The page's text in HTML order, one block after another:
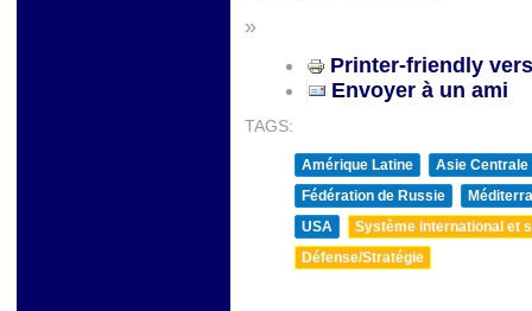
»
Printer-friendly
Envoyer à un ami
TAGS:
Amérique Latine
Asie Centrale
Fédération de Russie
USA
Système international et
Défense/Stratégie